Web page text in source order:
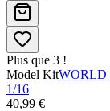
Plus que 3 !
Model KitWORLD
1/16
40,99 €